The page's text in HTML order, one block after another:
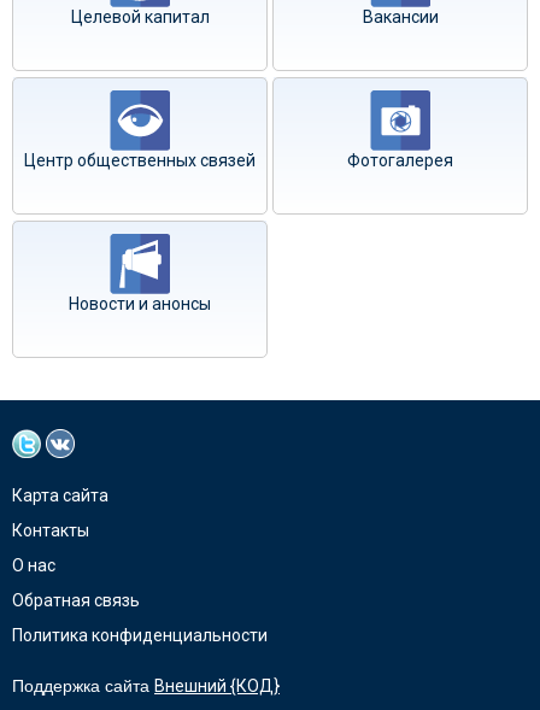
Целевой капитал Вакансии
Центр общественных связей Фотогалерея
Новости и анонсы
Карта сайта
Контакты
О нас
Обратная связь
Политика конфиденциальности
Поддержка сайта Внешний {КОД}